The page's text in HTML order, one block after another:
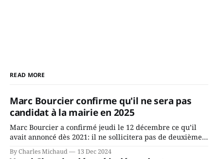
READ MORE
Marc Bourcier confirme qu'il ne sera pas
candidat à la mairie en 2025
Marc Bourcier a confirmé jeudi le 12 décembre ce qu’il
avait annoncé dès 2021: il ne sollicitera pas de deuxième
mandat à titre de maire de Saint-Jérôme. Bourcier en a
fait l’annonce en s’adressant aux employés de la ville,
By Charles Michaud 13 Dec 2024